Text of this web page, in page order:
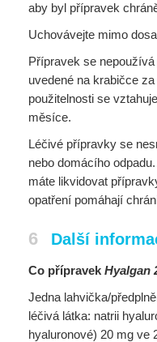
aby byl přípravek
Uchovávejte mimo
Přípravek se
uvedené na krabičce
použitelnosti se
měsíce.
Léčivé přípravky se
nebo domácího
máte likvidovat
opatření pomáhají
6 Další
Co přípravek Hyalgan
Jedna lahvička/
léčivá látka: natrii
hyaluronové) 20 mg ve